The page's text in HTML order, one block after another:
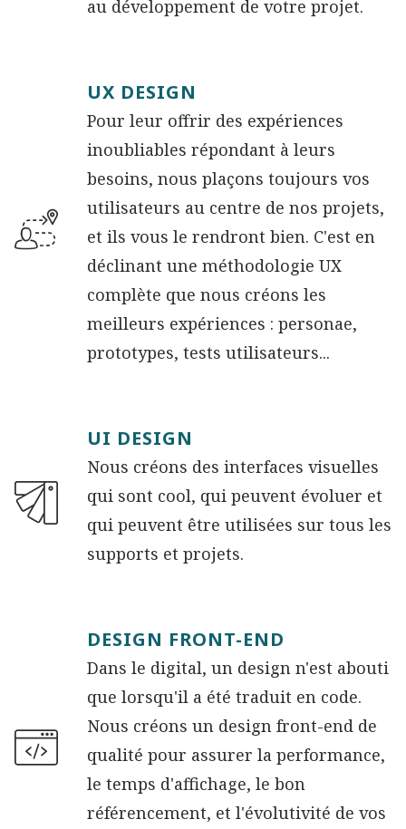
au développement de votre projet.
UX DESIGN
Pour leur offrir des expériences
inoubliables répondant à leurs
besoins, nous plaçons toujours vos
utilisateurs au centre de nos projets,
et ils vous le rendront bien. C'est en
déclinant une méthodologie UX
complète que nous créons les
meilleurs expériences : personae,
prototypes, tests utilisateurs...
UI DESIGN
Nous créons des interfaces visuelles
qui sont cool, qui peuvent évoluer et
qui peuvent être utilisées sur tous les
supports et projets.
DESIGN FRONT-END
Dans le digital, un design n'est abouti
que lorsqu'il a été traduit en code.
Nous créons un design front-end de
qualité pour assurer la performance,
le temps d'affichage, le bon
référencement, et l'évolutivité de vos